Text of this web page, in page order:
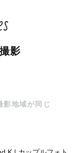
影
影地域が同じ